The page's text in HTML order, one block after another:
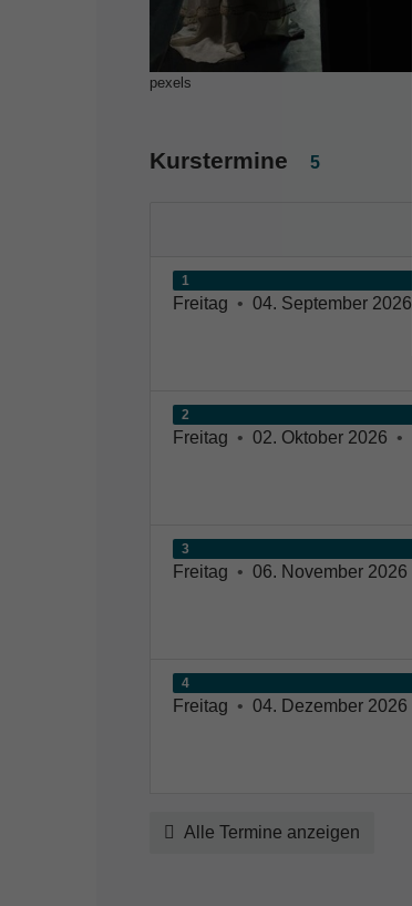
pexels
Kurstermine 5
1
Freitag • 04. September 2026
2
Freitag • 02. Oktober 2026 •
3
Freitag • 06. November 2026
4
Freitag • 04. Dezember 2026
Alle Termine anzeigen